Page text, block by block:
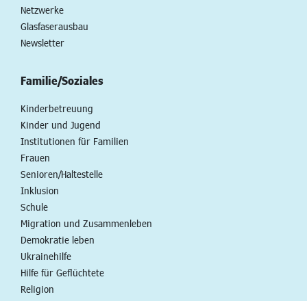
Netzwerke
Glasfaserausbau
Newsletter
Familie/Soziales
Kinderbetreuung
Kinder und Jugend
Institutionen für Familien
Frauen
Senioren/Haltestelle
Inklusion
Schule
Migration und Zusammenleben
Demokratie leben
Ukrainehilfe
Hilfe für Geflüchtete
Religion